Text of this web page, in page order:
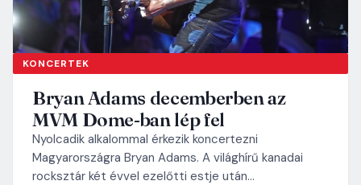
KONCERTEK
Bryan Adams decemberben az
MVM Dome-ban lép fel
Nyolcadik alkalommal érkezik koncertezni
Magyarországra Bryan Adams. A világhírű kanadai
rocksztár két évvel ezelőtti estje után…